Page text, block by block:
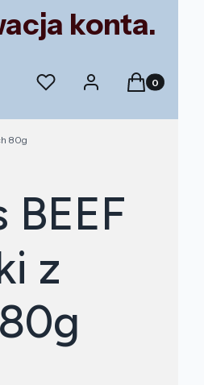
konta.
Ulubione Zaloguj sięProdukty w
Koszyk
80g
BEEF
z